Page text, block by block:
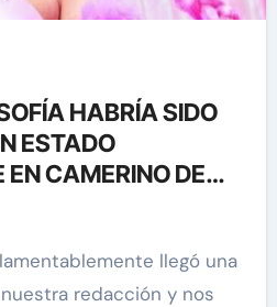
HABRÍA SIDO
ESTADO
CAMERINO DE
redacción y nos